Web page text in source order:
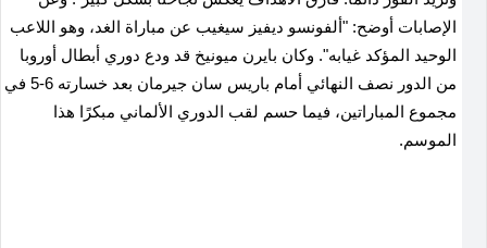
الإصابات أوضح: "ألفونسو ديفيز سيغيب عن مباراة الغد، وهو اللاعب
الوحيد المؤكد غيابه". وكان بايرن ميونيخ قد ودع دوري أبطال أوروبا
من الدور نصف النهائي أمام باريس سان جيرمان بعد خسارته 6-5 في
مجموع المباراتين، فيما حسم لقب الدوري الألماني مبكرًا هذا
الموسم.